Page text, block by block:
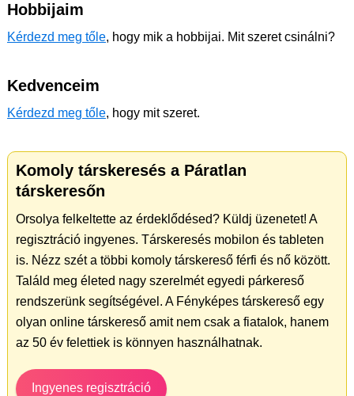
Hobbijaim
Kérdezd meg tőle, hogy mik a hobbijai. Mit szeret csinálni?
Kedvenceim
Kérdezd meg tőle, hogy mit szeret.
Komoly társkeresés a Páratlan
társkeresőn
Orsolya felkeltette az érdeklődésed? Küldj üzenetet! A
regisztráció ingyenes. Társkeresés mobilon és tableten
is. Nézz szét a többi komoly társkereső férfi és nő között.
Találd meg életed nagy szerelmét egyedi párkereső
rendszerünk segítségével. A Fényképes társkereső egy
olyan online társkereső amit nem csak a fiatalok, hanem
az 50 év felettiek is könnyen használhatnak.
Ingyenes regisztráció